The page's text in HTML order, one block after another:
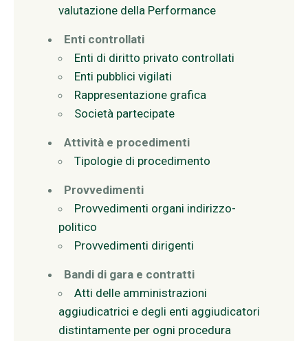
valutazione della Performance
Enti controllati
Enti di diritto privato controllati
Enti pubblici vigilati
Rappresentazione grafica
Società partecipate
Attività e procedimenti
Tipologie di procedimento
Provvedimenti
Provvedimenti organi indirizzo-
politico
Provvedimenti dirigenti
Bandi di gara e contratti
Atti delle amministrazioni
aggiudicatrici e degli enti aggiudicatori
distintamente per ogni procedura